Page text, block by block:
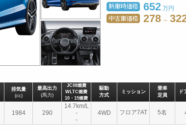
652 万円
278 ～
排気量
(cc)
最高出力
(馬力)
JC08燃費
WLTC燃費
10・15燃費
駆動
方式
ミッション
乗車
定員
ド
1984 290
14.7km/L
-
-
4WD フロア7AT 5名